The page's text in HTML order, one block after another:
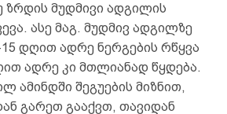
ზრდის მუდმივი ადგილის
ასე მაგ. მუდმივ ადგილზე
დღით ადრე ნერგების რწყვა
ადრე კი მთლიანად წყდება.
ამინდში შეგუების მიზნით,
გარეთ გააქვთ, თავიდან